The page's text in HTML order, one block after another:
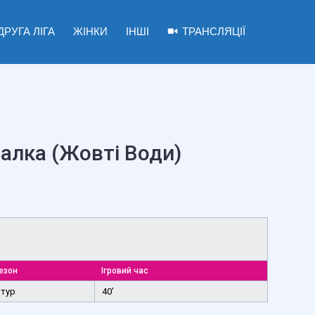
ЛІГА ЖІНКИ ІНШІ ТРАНСЛЯЦІЇ
(Жовті Води)
Ігровий час
40'